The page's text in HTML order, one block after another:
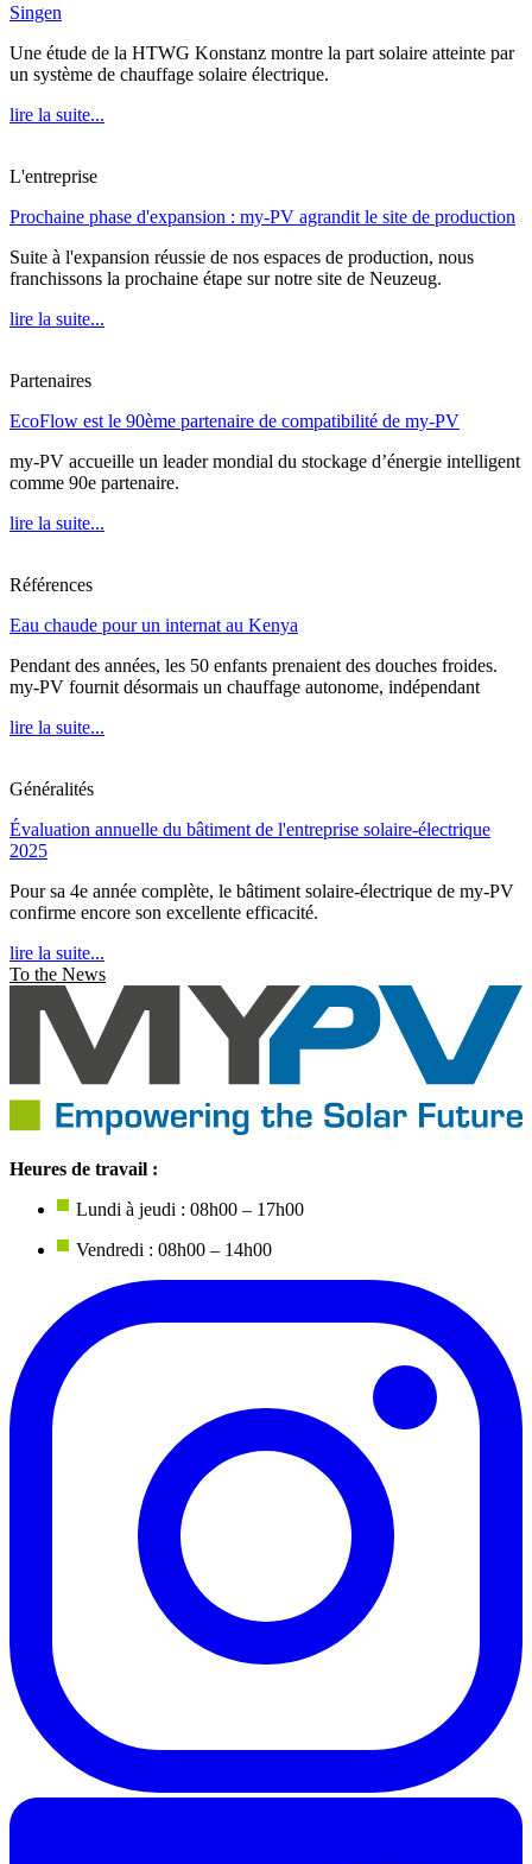
Singen
Une étude de la HTWG Konstanz montre la part solaire atteinte par
un système de chauffage solaire électrique.
lire la suite...
L'entreprise
Prochaine phase d'expansion : my-PV agrandit le site de production
Suite à l'expansion réussie de nos espaces de production, nous
franchissons la prochaine étape sur notre site de Neuzeug.
lire la suite...
Partenaires
EcoFlow est le 90ème partenaire de compatibilité de my-PV
my-PV accueille un leader mondial du stockage d’énergie intelligent
comme 90e partenaire.
lire la suite...
Références
Eau chaude pour un internat au Kenya
Pendant des années, les 50 enfants prenaient des douches froides.
my-PV fournit désormais un chauffage autonome, indépendant
lire la suite...
Généralités
Évaluation annuelle du bâtiment de l'entreprise solaire-électrique
2025
Pour sa 4e année complète, le bâtiment solaire-électrique de my-PV
confirme encore son excellente efficacité.
lire la suite...
To the News
Heures de travail :
Lundi à jeudi : 08h00 – 17h00
Vendredi : 08h00 – 14h00